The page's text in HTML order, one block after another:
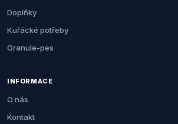
Doplňky
Kuřácké potřeby
Granule-pes
INFORMACE
O nás
Kontakt